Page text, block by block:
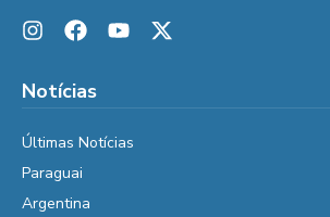
Notícias
Últimas Notícias
Paraguai
Argentina